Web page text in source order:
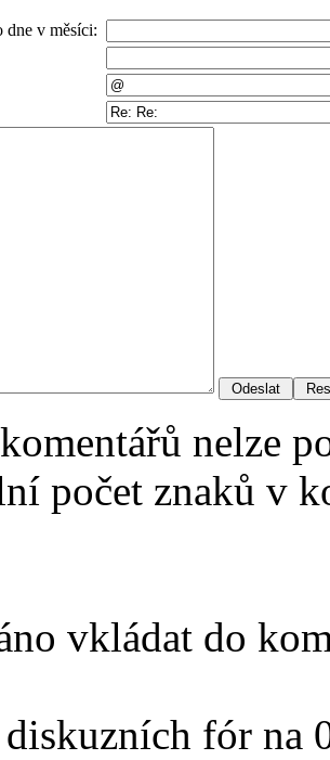
dne v měsíci:
nelze
počet znaků v
vkládat do
fór na